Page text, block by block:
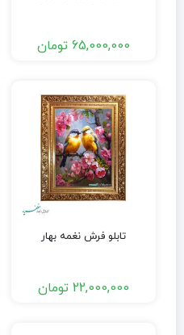
65,000,000 تومان
تابلو فرش نغمه بهار
22,000,000 تومان